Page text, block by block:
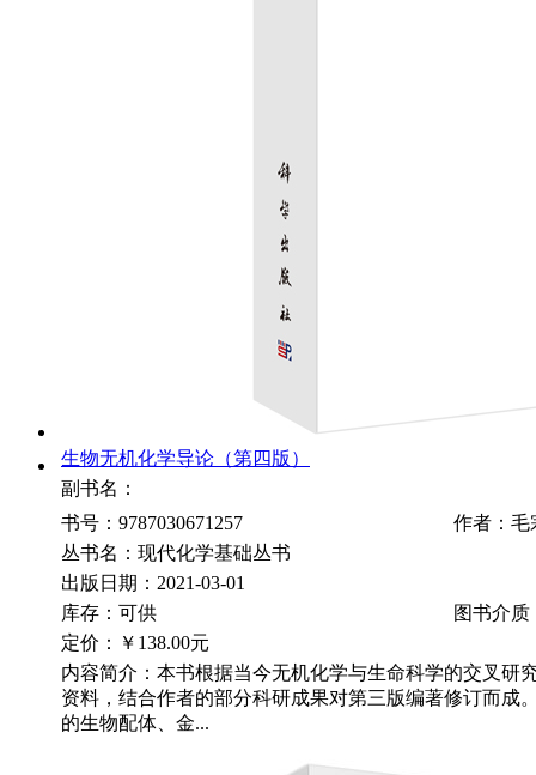
生物无机化学导论（第四版）
副书名：
书号：9787030671257
作者：毛
丛书名：现代化学基础丛书
出版日期：2021-03-01
库存：可供
图书介质
定价：
￥138.00元
内容简介：本书根据当今无机化学与生命科学的交叉研
资料，结合作者的部分科研成果对第三版编著修订而成
的生物配体、金...